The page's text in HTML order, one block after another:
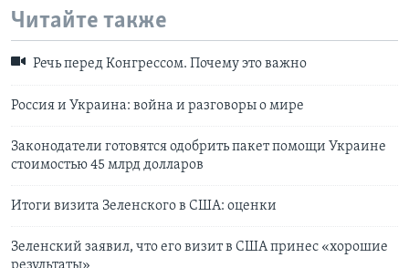
Читайте также
Речь перед Конгрессом. Почему это важно
Россия и Украина: война и разговоры о мире
Законодатели готовятся одобрить пакет помощи Украине
стоимостью 45 млрд долларов
Итоги визита Зеленского в США: оценки
Зеленский заявил, что его визит в США принес «хорошие